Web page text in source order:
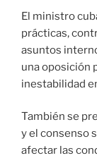
El ministro
prácticas,
asuntos
una oposición
inestabilidad
También se
y el consenso
afectar las